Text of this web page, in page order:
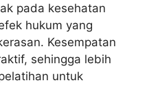
pada kesehatan
hukum yang
Kesempatan
sehingga lebih
untuk